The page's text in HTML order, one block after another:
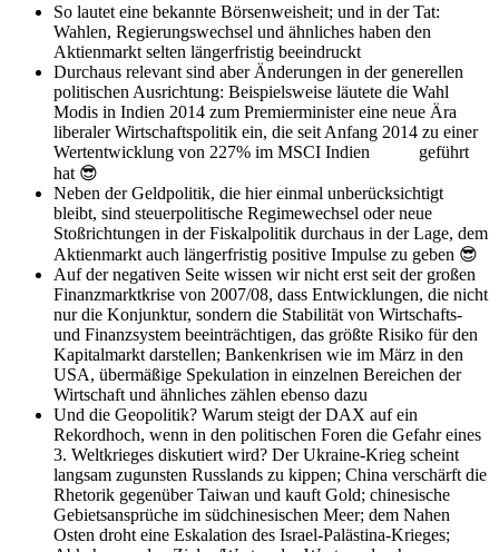
So lautet eine bekannte Börsenweisheit; und in der Tat:
Wahlen, Regierungswechsel und ähnliches haben den
Aktienmarkt selten längerfristig beeindruckt
Durchaus relevant sind aber Änderungen in der generellen
politischen Ausrichtung: Beispielsweise läutete die Wahl
Modis in Indien 2014 zum Premierminister eine neue Ära
liberaler Wirtschaftspolitik ein, die seit Anfang 2014 zu einer
Wertentwicklung von 227% im MSCI Indien
geführt
hat 😎
Neben der Geldpolitik, die hier einmal unberücksichtigt
bleibt, sind steuerpolitische Regimewechsel oder neue
Stoßrichtungen in der Fiskalpolitik durchaus in der Lage, dem
Aktienmarkt auch längerfristig positive Impulse zu geben 😎
Auf der negativen Seite wissen wir nicht erst seit der großen
Finanzmarktkrise von 2007/08, dass Entwicklungen, die nicht
nur die Konjunktur, sondern die Stabilität von Wirtschafts-
und Finanzsystem beeinträchtigen, das größte Risiko für den
Kapitalmarkt darstellen; Bankenkrisen wie im März in den
USA, übermäßige Spekulation in einzelnen Bereichen der
Wirtschaft und ähnliches zählen ebenso dazu
Und die Geopolitik? Warum steigt der DAX auf ein
Rekordhoch, wenn in den politischen Foren die Gefahr eines
3. Weltkrieges diskutiert wird? Der Ukraine-Krieg scheint
langsam zugunsten Russlands zu kippen; China verschärft die
Rhetorik gegenüber Taiwan und kauft Gold; chinesische
Gebietsansprüche im südchinesischen Meer; dem Nahen
Osten droht eine Eskalation des Israel-Palästina-Krieges;